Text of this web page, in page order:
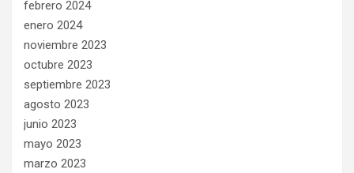
febrero 2024
enero 2024
noviembre 2023
octubre 2023
septiembre 2023
agosto 2023
junio 2023
mayo 2023
marzo 2023